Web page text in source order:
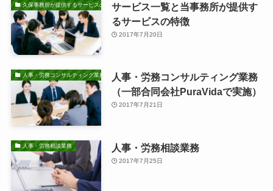
久保事務所が提供するサービスの特徴サービス一覧と当事務所が提供す
るサービスの特徴
2017年7月20日
人事・労務コンサルティング業務
人事・労務コンサルティング業務
（一部合同会社PuraVidaで実施）
2017年7月21日
人事・労務相談業務 人事・労務相談業務
2017年7月25日